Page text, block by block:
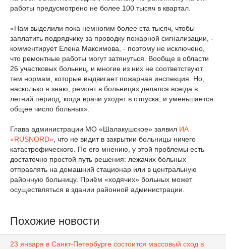
работы предусмотрено не более 100 тысяч в квартал.
«Нам выделили пока немногим более ста тысяч, чтобы
заплатить подрядчику за проводку пожарной сигнализации, -
комментирует Елена Максимова, - поэтому не исключено,
что ремонтные работы могут затянуться. Вообще в области
26 участковых больниц, и многие из них не соответствуют
тем нормам, которые выдвигает пожарная инспекция. Но,
насколько я знаю, ремонт в больницах делался всегда в
летний период, когда врачи уходят в отпуска, и уменьшается
общее число больных».
Глава администрации МО «Шалакушское» заявил ИА
«RUSNORD» , что не видит в закрытии больницы ничего
катастрофического. По его мнению, у этой проблемы есть
достаточно простой путь решения: лежачих больных
отправлять на домашний стационар или в центральную
районную больницу. Приём «ходячих» больных может
осуществляться в здании районной администрации.
Похожие новости
23 января в Санкт-Петербурге состоится массовый сход в